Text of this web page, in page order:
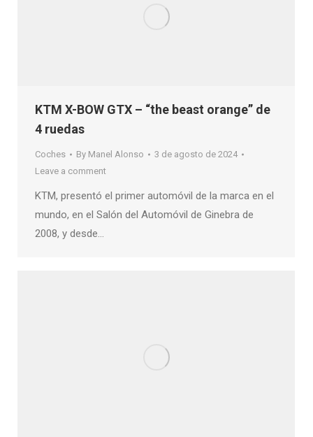
KTM X-BOW GTX – “the beast orange” de
4 ruedas
Coches By Manel Alonso
3 de agosto de 2024
Leave a comment
KTM, presentó el primer automóvil de la marca en el
mundo, en el Salón del Automóvil de Ginebra de
2008, y desde…